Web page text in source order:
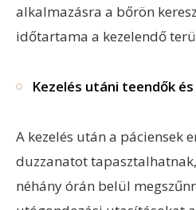
alkalmazásra a bőrön
időtartama a kezelendő
Kezelés utáni teendők
A kezelés után a páciensek
duzzanatot
néhány órán belül